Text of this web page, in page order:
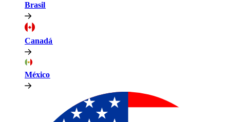
Brasil​​
Canadá​​
México​​